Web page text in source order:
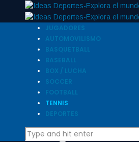
JUGADORES
AUTOMOVILISMO
BASQUETBALL
BASEBALL
BOX / LUCHA
SOCCER
FOOTBALL
TENNIS
DEPORTES